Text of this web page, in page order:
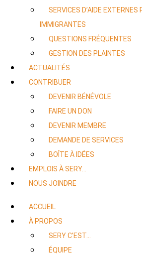
SERVICES D’AIDE EXTERNES
IMMIGRANTES
QUESTIONS FRÉQUENTES
GESTION DES PLAINTES
ACTUALITÉS
CONTRIBUER
DEVENIR BÉNÉVOLE
FAIRE UN DON
DEVENIR MEMBRE
DEMANDE DE SERVICES
BOÎTE À IDÉES
EMPLOIS À SERY…
NOUS JOINDRE
ACCUEIL
À PROPOS
SERY C’EST…
ÉQUIPE